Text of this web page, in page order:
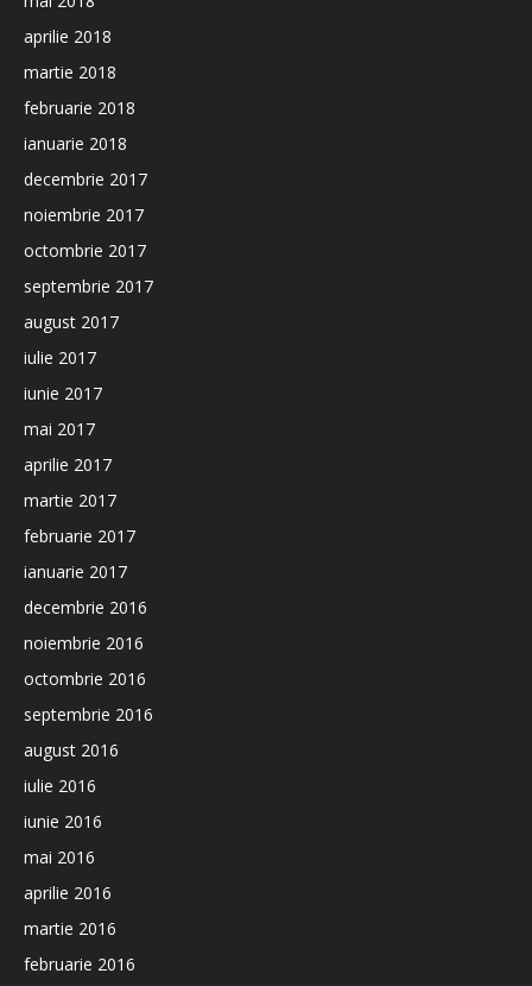
aprilie 2018
martie 2018
februarie 2018
ianuarie 2018
decembrie 2017
noiembrie 2017
octombrie 2017
septembrie 2017
august 2017
iulie 2017
iunie 2017
mai 2017
aprilie 2017
martie 2017
februarie 2017
ianuarie 2017
decembrie 2016
noiembrie 2016
octombrie 2016
septembrie 2016
august 2016
iulie 2016
iunie 2016
mai 2016
aprilie 2016
martie 2016
februarie 2016